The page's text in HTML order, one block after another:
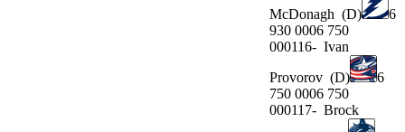
McDonagh (D)
6
930 0006 750
000116- Ivan
Provorov (D)
6
750 0006 750
000117- Brock